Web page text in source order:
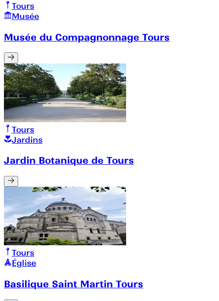
Tours
Musée
Musée du Compagnonnage Tours
Tours
Jardins
Jardin Botanique de Tours
Tours
Église
Basilique Saint Martin Tours